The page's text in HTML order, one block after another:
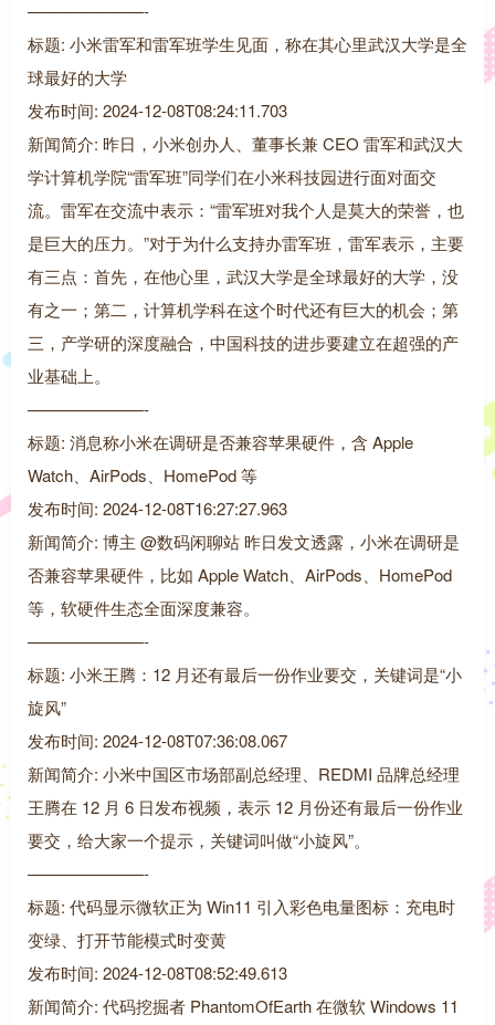
———————-
标题: 小米雷军和雷军班学生见面，称在其心里武汉大学是全
球最好的大学
发布时间: 2024-12-08T08:24:11.703
新闻简介: 昨日，小米创办人、董事长兼 CEO 雷军和武汉大
学计算机学院“雷军班”同学们在小米科技园进行面对面交
流。雷军在交流中表示：“雷军班对我个人是莫大的荣誉，也
是巨大的压力。”对于为什么支持办雷军班，雷军表示，主要
有三点：首先，在他心里，武汉大学是全球最好的大学，没
有之一；第二，计算机学科在这个时代还有巨大的机会；第
三，产学研的深度融合，中国科技的进步要建立在超强的产
业基础上。
———————-
标题: 消息称小米在调研是否兼容苹果硬件，含 Apple
Watch、AirPods、HomePod 等
发布时间: 2024-12-08T16:27:27.963
新闻简介: 博主 @数码闲聊站 昨日发文透露，小米在调研是
否兼容苹果硬件，比如 Apple Watch、AirPods、HomePod
等，软硬件生态全面深度兼容。
———————-
标题: 小米王腾：12 月还有最后一份作业要交，关键词是“小
旋风”
发布时间: 2024-12-08T07:36:08.067
新闻简介: 小米中国区市场部副总经理、REDMI 品牌总经理
王腾在 12 月 6 日发布视频，表示 12 月份还有最后一份作业
要交，给大家一个提示，关键词叫做“小旋风”。
———————-
标题: 代码显示微软正为 Win11 引入彩色电量图标：充电时
变绿、打开节能模式时变黄
发布时间: 2024-12-08T08:52:49.613
新闻简介: 代码挖掘者 PhantomOfEarth 在微软 Windows 11